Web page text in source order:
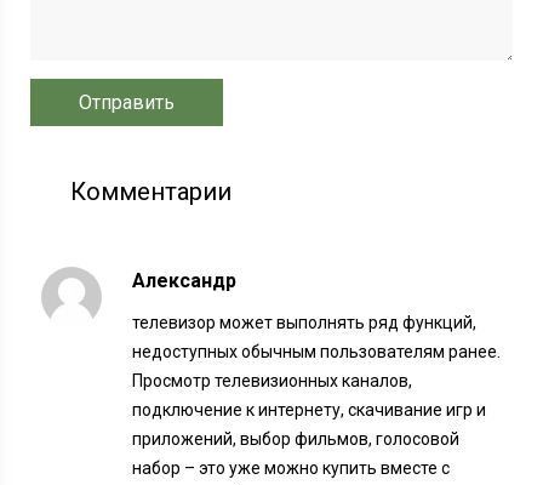
Комментарии
Александр
телевизор может выполнять ряд функций,
недоступных обычным пользователям ранее.
Просмотр телевизионных каналов,
подключение к интернету, скачивание игр и
приложений, выбор фильмов, голосовой
набор – это уже можно купить вместе с